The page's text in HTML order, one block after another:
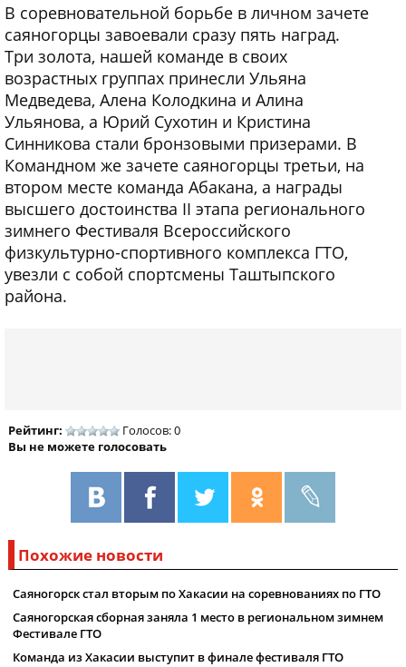
В соревновательной борьбе в личном зачете
саяногорцы завоевали сразу пять наград.
Три золота, нашей команде в своих
возрастных группах принесли Ульяна
Медведева, Алена Колодкина и Алина
Ульянова, а Юрий Сухотин и Кристина
Синникова стали бронзовыми призерами. В
Командном же зачете саяногорцы третьи, на
втором месте команда Абакана, а награды
высшего достоинства II этапа регионального
зимнего Фестиваля Всероссийского
физкультурно-спортивного комплекса ГТО,
увезли с собой спортсмены Таштыпского
района.
Рейтинг:
Голосов: 0
Вы не можете голосовать
Похожие новости
Саяногорск стал вторым по Хакасии на соревнованиях по ГТО
Саяногорская сборная заняла 1 место в региональном зимнем
Фестивале ГТО
Команда из Хакасии выступит в финале фестиваля ГТО